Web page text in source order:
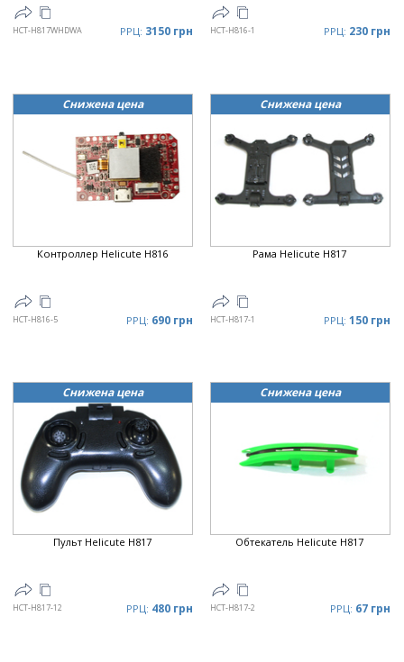
HCT-H817WHDWA РРЦ: 3150 грн HCT-H816-1 РРЦ: 230 грн
Снижена цена
Контроллер Helicute H816
HCT-H816-5 РРЦ: 690 грн
Снижена цена
Рама Helicute H817
HCT-H817-1 РРЦ: 150 грн
Снижена цена
Пульт Helicute H817
HCT-H817-12 РРЦ: 480 грн
Снижена цена
Обтекатель Helicute H817
HCT-H817-2 РРЦ: 67 грн